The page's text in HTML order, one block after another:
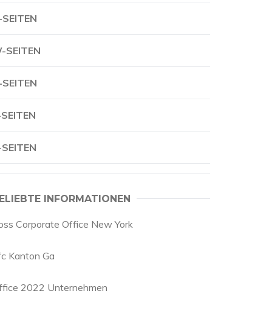
SEITEN
INFORMATIONEN
Corporate Office New York
Kanton Ga
2022 Unternehmen